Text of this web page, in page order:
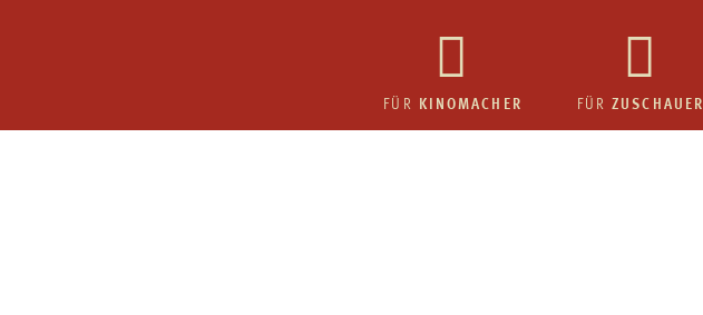
FÜR KINOMACHER FÜR ZUSCHAUER